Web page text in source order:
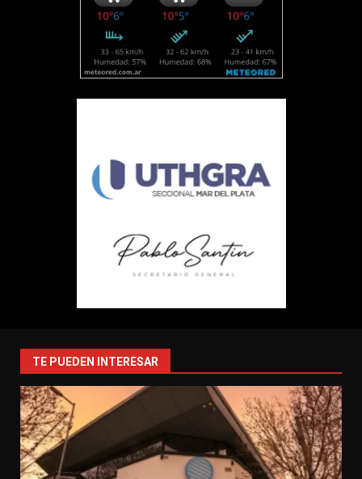
TE PUEDEN INTERESAR